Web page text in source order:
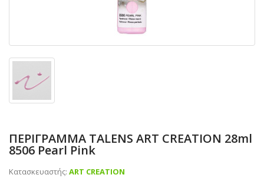
ΠΕΡΙΓΡΑΜΜΑ TALENS ART CREATION 28ml
8506 Pearl Pink
Κατασκευαστής: ART CREATION